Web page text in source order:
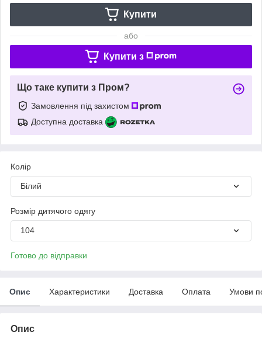
Купити
або
Купити з
Що таке купити з Пром?
Замовлення під захистом
Доступна доставка
Колір
Білий
Розмір дитячого одягу
104
Готово до відправки
Опис Характеристики Доставка Оплата Умови
Опис